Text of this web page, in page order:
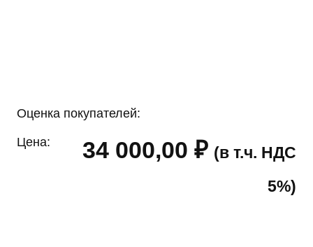
Оценка покупателей:
Цена: 34 000,00 ₽ (в т.ч. НДС
5%)